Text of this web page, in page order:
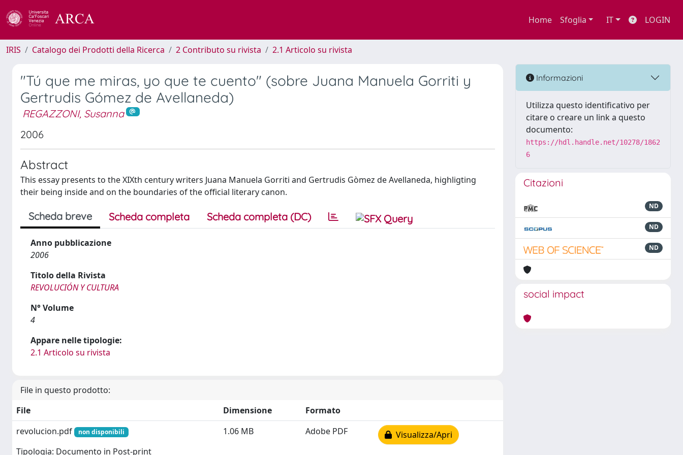
Home Sfoglia IT LOGIN
IRIS Catalogo dei Prodotti della Ricerca 2 Contributo su rivista 2.1 Articolo su rivista
"Tú que me miras, yo que te cuento" (sobre Juana Manuela Gorriti y
Gertrudis Gómez de Avellaneda)
REGAZZONI, Susanna
2006
Abstract
This essay presents to the XIXth century writers Juana Manuela Gorriti and Gertrudis Gòmez de Avellaneda, highligting
their being inside and on the boundaries of the official literary canon.
Scheda breve Scheda completa Scheda completa (DC)
Anno pubblicazione
2006
Titolo della Rivista
REVOLUCIÓN Y CULTURA
N° Volume
4
Appare nelle tipologie:
2.1 Articolo su rivista
File in questo prodotto:
File
Dimensione
Formato
revolucion.pdf
non disponibili
Tipologia: Documento in Post-print
1.06 MB Adobe PDF Visualizza/Apri
Informazioni
Utilizza questo identificativo per
citare o creare un link a questo
documento:
https://hdl.handle.net/10278/1862
6
Citazioni
ND
ND
ND
social impact